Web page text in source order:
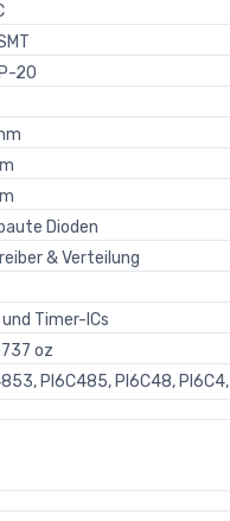
20
Dioden
& Verteilung
Timer-ICs
oz
PI6C485, PI6C48, PI6C4,